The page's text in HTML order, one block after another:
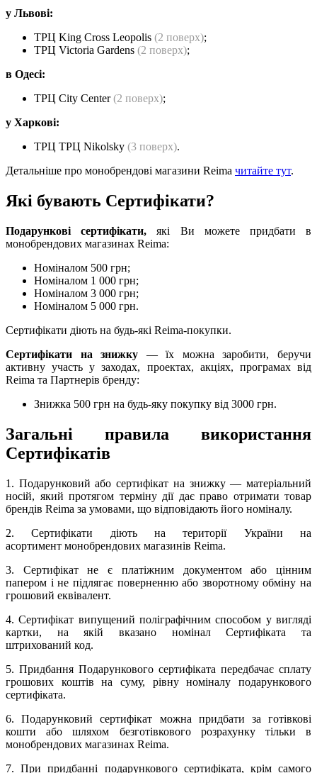
у Львові:
ТРЦ King Cross Leopolis (2 поверх);
ТРЦ Victoria Gardens (2 поверх);
в Одесі:
ТРЦ Сity Center(2 поверх);
у Харкові:
ТРЦ ТРЦ Nikolsky (3 поверх).
Детальніше про монобрендові магазини Reima читайте тут.
Які бувають Сертифікати?
Подарункові сертифікати, які Ви можете придбати в
монобрендових магазинах Reima:
Номіналом 500 грн;
Номіналом 1 000 грн;
Номіналом 3 000 грн;
Номіналом 5 000 грн.
Сертифікати діють на будь-які Reima-покупки.
Сертифікати на знижку — їх можна заробити, беручи
активну участь у заходах, проектах, акціях, програмах від
Reima та Партнерів бренду:
Знижка 500 грн на будь-яку покупку від 3000 грн.
Загальні правила використання
Сертифікатів
1. Подарунковий або сертифікат на знижку — матеріальний
носій, який протягом терміну дії дає право отримати товар
брендів Reima за умовами, що відповідають його номіналу.
2. Сертифікати діють на території України на
асортимент монобрендових магазинів Reima.
3. Сертифікат не є платіжним документом або цінним
папером і не підлягає поверненню або зворотному обміну на
грошовий еквівалент.
4. Сертифікат випущений поліграфічним способом у вигляді
картки, на якій вказано номінал Сертифіката та
штрихований код.
5. Придбання Подарункового сертифіката передбачає сплату
грошових коштів на суму, рівну номіналу подарункового
сертифіката.
6. Подарунковий сертифікат можна придбати за готівкові
кошти або шляхом безготівкового розрахунку тільки в
монобрендових магазинах Reima.
7. При придбанні подарункового сертифіката, крім самого